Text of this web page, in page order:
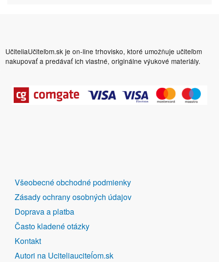
UčiteliaUčiteľom.sk je on-line trhovisko, ktoré umožňuje učiteľom
nakupovať a predávať ich vlastné, originálne výukové materiály.
DALŠÍ
ODKAZY
Všeobecné obchodné podmienky
Zásady ochrany osobných údajov
Doprava a platba
Často kladené otázky
Kontakt
Autori na Uciteliauciteĺom.sk